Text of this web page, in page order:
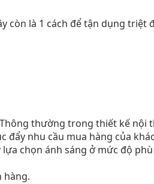
là 1 cách để tận dụng triệt
thường trong thiết kế nội
đẩy nhu cầu mua hàng của
chọn ánh sáng ở mức độ
hàng.